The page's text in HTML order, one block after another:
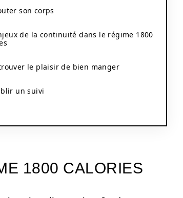
son corps
de la continuité dans le régime 1800
le plaisir de bien manger
un suivi
1800 CALORIES